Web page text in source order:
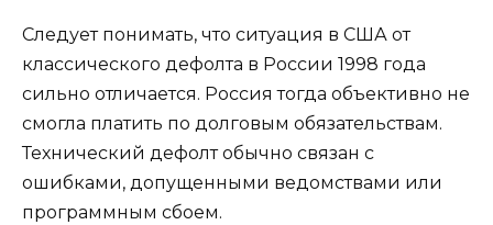
Следует понимать, что ситуация в США от
классического дефолта в России 1998 года
сильно отличается. Россия тогда объективно не
смогла платить по долговым обязательствам.
Технический дефолт обычно связан с
ошибками, допущенными ведомствами или
программным сбоем.